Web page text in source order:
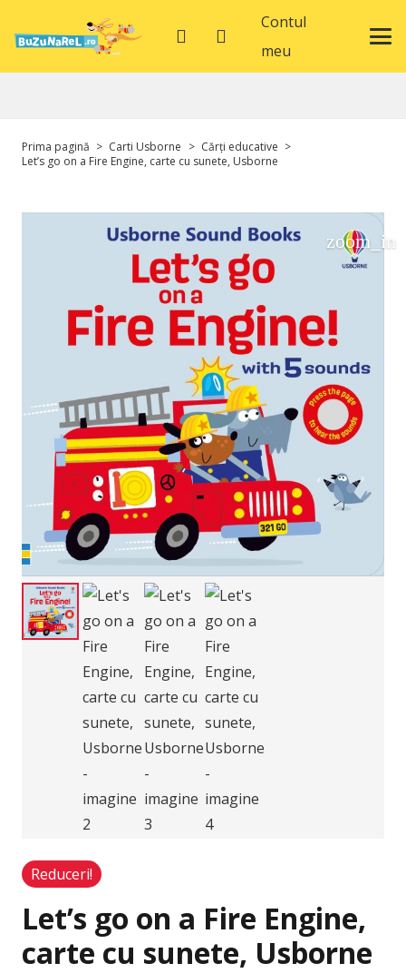
Contul
meu
Prima pagină > Carti Usborne > Cărți educative >
Let’s go on a Fire Engine, carte cu sunete, Usborne
Reduceri!
Let’s go on a Fire Engine,
carte cu sunete, Usborne